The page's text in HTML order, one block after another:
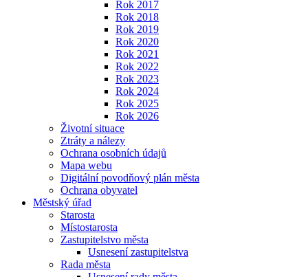
Rok 2017
Rok 2018
Rok 2019
Rok 2020
Rok 2021
Rok 2022
Rok 2023
Rok 2024
Rok 2025
Rok 2026
Životní situace
Ztráty a nálezy
Ochrana osobních údajů
Mapa webu
Digitální povodňový plán města
Ochrana obyvatel
Městský úřad
Starosta
Místostarosta
Zastupitelstvo města
Usnesení zastupitelstva
Rada města